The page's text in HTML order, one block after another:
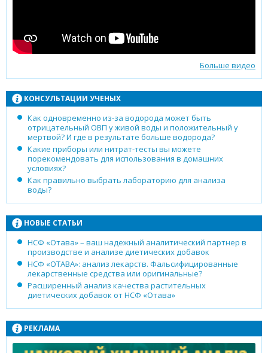
Больше видео
КОНСУЛЬТАЦИИ УЧЕНЫХ
Как одновременно из-за водорода может быть
отрицательный ОВП у живой воды и положительный у
мертвой? И где в результате больше водорода?
Какие приборы или нитрат-тесты вы можете
порекомендовать для использования в домашних
условиях?
Как правильно выбрать лабораторию для анализа
воды?
НОВЫЕ СТАТЬИ
НСФ «Отава» – ваш надежный аналитический партнер в
производстве и анализе диетических добавок
НСФ «ОТАВА»: анализ лекарств. Фальсифицированные
лекарственные средства или оригинальные?
Расширенный анализ качества растительных
диетических добавок от НСФ «Отава»
РЕКЛАМА